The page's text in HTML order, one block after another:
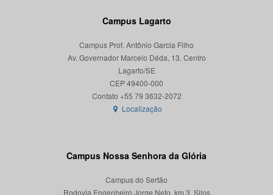
Campus Lagarto
Campus Prof. Antônio Garcia Filho
Av. Governador Marcelo Déda, 13, Centro
Lagarto/SE
CEP 49400-000
Localização
Campus Nossa Senhora da Glória
Campus do Sertão
Rodovia Engenheiro Jorge Neto, km 3, Silos